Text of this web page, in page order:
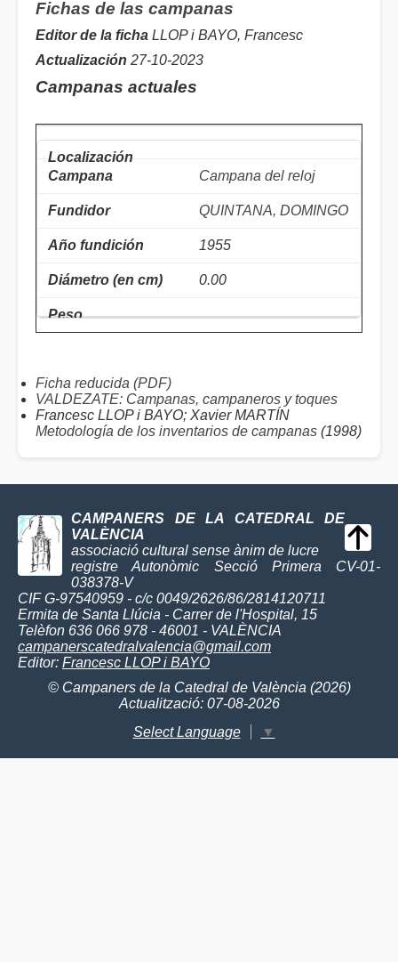
Fichas de las campanas
Editor de la ficha LLOP i BAYO, Francesc
Actualización 27-10-2023
Campanas actuales
Campana del reloj
QUINTANA, DOMINGO
1955
0.00
Ficha reducida (PDF)
VALDEZATE: Campanas, campaneros y toques
Francesc LLOP i BAYO; Xavier MARTÍN
Metodología de los inventarios de campanas (1998)
CAMPANERS DE LA CATEDRAL DE
VALÈNCIA
associació cultural sense ànim de lucre
registre Autonòmic Secció Primera CV-01-
038378-V
CIF G-97540959 - c/c 0049/2626/86/2814120711
Ermita de Santa Llúcia - Carrer de l'Hospital, 15
Telèfon 636 066 978 - 46001 - VALÈNCIA
campanerscatedralvalencia@gmail.com
Editor: Francesc LLOP i BAYO
© Campaners de la Catedral de València (2026)
Actualització: 07-08-2026
Select Language
▼